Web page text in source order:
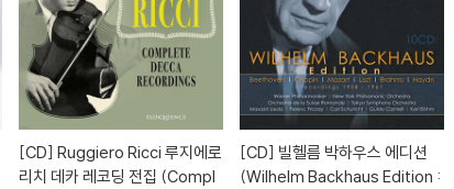
[CD] Ruggiero Ricci 루지에로
리치 데카 레코딩 전집 (Compl
[CD] 빌헬름 박하우스 에디션
(Wilhelm Backhaus Edition :